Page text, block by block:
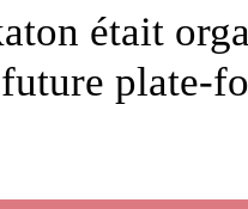
était
plate-